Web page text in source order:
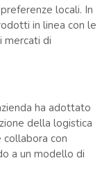
locali. In
in linea con le
mercati di
ha adottato
della logistica
collabora con
a un modello di